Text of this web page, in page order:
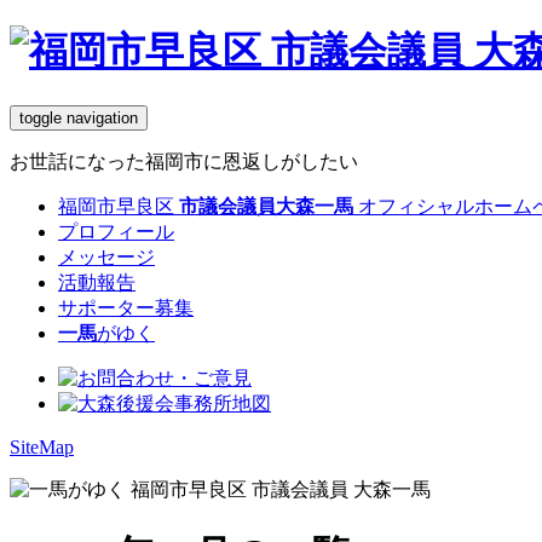
toggle navigation
お世話になった福岡市に恩返しがしたい
福岡市早良区 市議会議員大森一馬 オフィシャルホーム
プロフィール
メッセージ
活動報告
サポーター募集
一馬がゆく
SiteMap